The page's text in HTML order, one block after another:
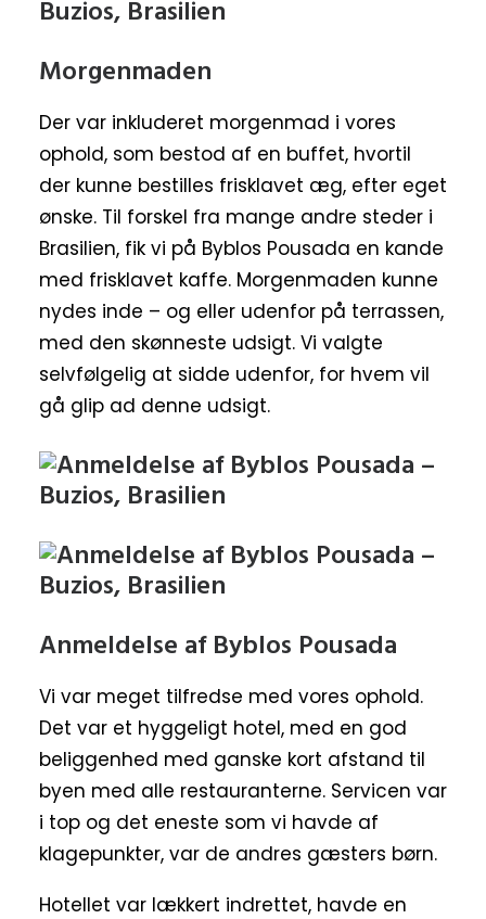
Morgenmaden
Der var inkluderet morgenmad i vores
ophold, som bestod af en buffet, hvortil
der kunne bestilles frisklavet æg, efter eget
ønske. Til forskel fra mange andre steder i
Brasilien, fik vi på Byblos Pousada en kande
med frisklavet kaffe. Morgenmaden kunne
nydes inde – og eller udenfor på terrassen,
med den skønneste udsigt. Vi valgte
selvfølgelig at sidde udenfor, for hvem vil
gå glip ad denne udsigt.
Anmeldelse af Byblos Pousada
Vi var meget tilfredse med vores ophold.
Det var et hyggeligt hotel, med en god
beliggenhed med ganske kort afstand til
byen med alle restauranterne. Servicen var
i top og det eneste som vi havde af
klagepunkter, var de andres gæsters børn.
Hotellet var lækkert indrettet, havde en